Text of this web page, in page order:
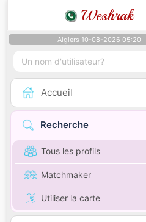
Weshrak
Algiers 10-08-2026 05:20
Accueil
Recherche
Tous les profils
Matchmaker
Utiliser la carte